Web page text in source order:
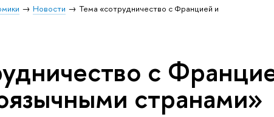
Новости
Тема «сотрудничество с Францией и
с
странами»